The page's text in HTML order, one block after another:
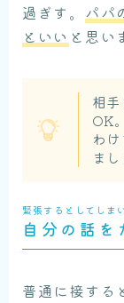
過ぎす。 パパ
といい と思い
相
OK
わ
まし
緊張するとしてしま
自分の話
普通に接する